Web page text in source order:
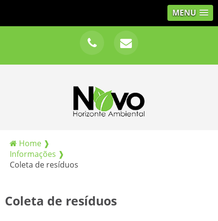
MENU
Home ❱
Informações ❱
Coleta de resíduos
Coleta de resíduos